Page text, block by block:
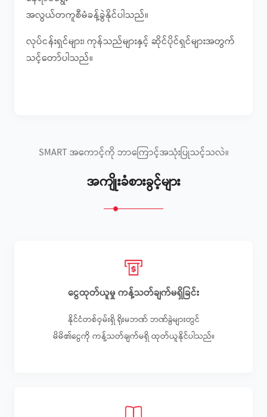
အလွယ်တကူစီမံခန့်ခွဲနိုင်ပါသည်။
လုပ်ငန်းရှင်များ၊ ကုန်သည်များနှင့် ဆိုင်ပိုင်ရှင်များအတွက်
သင့်တော်ပါသည်။
SMART အကောင့်ကို ဘာကြောင့်အသုံးပြုသင့်သလဲ။
အကျိုးခံစားခွင့်များ
ငွေထုတ်ယူမှု ကန့်သတ်ချက်မရှိခြင်း
နိုင်ငံတစ်ဝှမ်းရှိ ရိုးမဘဏ် ဘဏ်ခွဲများတွင်
မိမိ၏ငွေကို ကန့်သတ်ချက်မရှိ ထုတ်ယူနိုင်ပါသည်။